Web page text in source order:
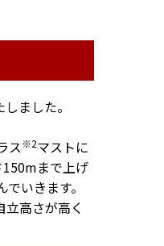
ました。
ス※2マストに
まで上げ
いきます。
高さが高く